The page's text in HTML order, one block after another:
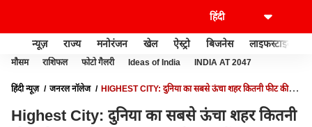
न्यूज़ राज्य मनोरंजन खेल ऐस्ट्रो बिजनेस लाइफस्टाइल
मौसम राशिफल फोटो गैलरी Ideas of India INDIA AT 2047
हिंदी न्यूज़ जनरल नॉलेज
HIGHEST CITY: दुनिया का सबसे ऊंचा शहर कितनी फीट की
Highest City: दुनिया का सबसे ऊंचा शहर कितनी